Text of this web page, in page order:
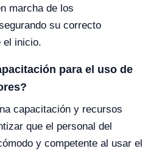
marcha de los
su correcto
el inicio.
para el uso de
capacitación y recursos
que el personal del
y competente al usar el